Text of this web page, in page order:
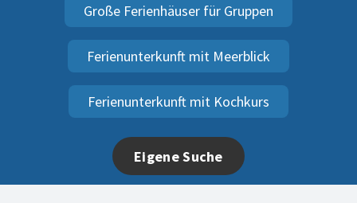
Große Ferienhäuser für Gruppen
Ferienunterkunft mit Meerblick
Ferienunterkunft mit Kochkurs
Eigene Suche